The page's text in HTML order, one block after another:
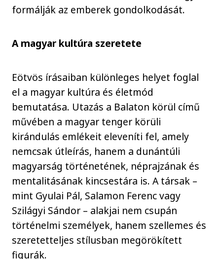
formálják az emberek gondolkodását.
A magyar kultúra szeretete
Eötvös írásaiban különleges helyet foglal
el a magyar kultúra és életmód
bemutatása. Utazás a Balaton körül című
művében a magyar tenger körüli
kirándulás emlékeit eleveníti fel, amely
nemcsak útleírás, hanem a dunántúli
magyarság történetének, néprajzának és
mentalitásának kincsestára is. A társak –
mint Gyulai Pál, Salamon Ferenc vagy
Szilágyi Sándor – alakjai nem csupán
történelmi személyek, hanem szellemes és
szeretetteljes stílusban megörökített
figurák.